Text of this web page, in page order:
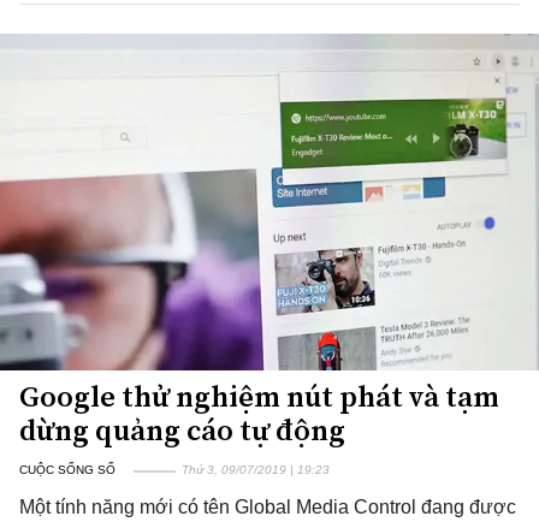
Google thử nghiệm nút phát và tạm
dừng quảng cáo tự động
CUỘC SỐNG SỐ Thứ 3, 09/07/2019 | 19:23
Một tính năng mới có tên Global Media Control đang được